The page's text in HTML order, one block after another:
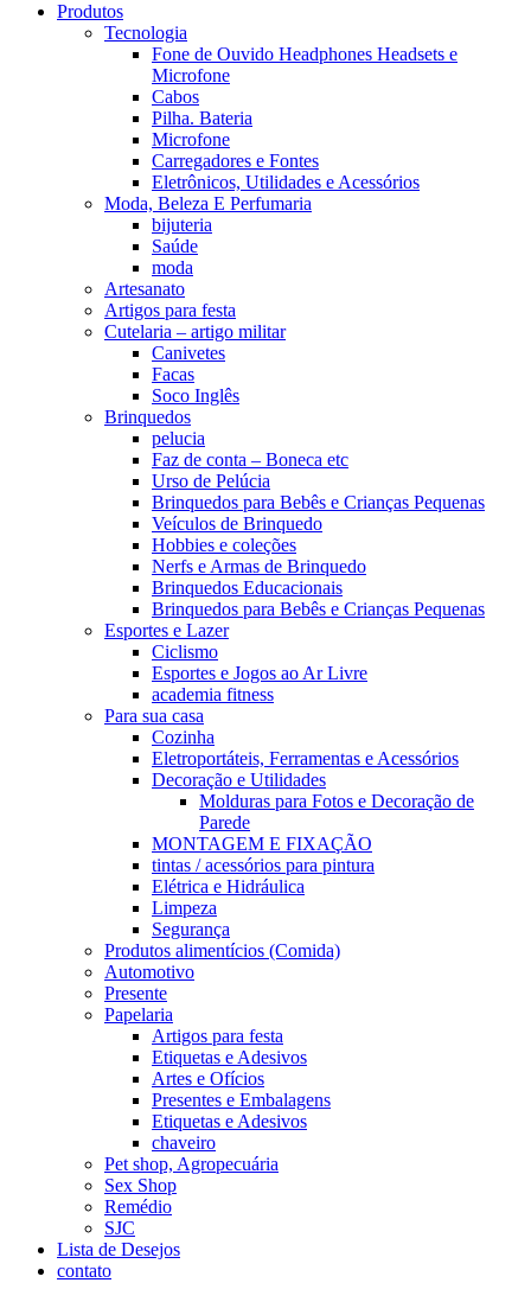
Produtos
Tecnologia
Fone de Ouvido Headphones Headsets e
Microfone
Cabos
Pilha. Bateria
Microfone
Carregadores e Fontes
Eletrônicos, Utilidades e Acessórios
Moda, Beleza E Perfumaria
bijuteria
Saúde
moda
Artesanato
Artigos para festa
Cutelaria – artigo militar
Canivetes
Facas
Soco Inglês
Brinquedos
pelucia
Faz de conta – Boneca etc
Urso de Pelúcia
Brinquedos para Bebês e Crianças Pequenas
Veículos de Brinquedo
Hobbies e coleções
Nerfs e Armas de Brinquedo
Brinquedos Educacionais
Brinquedos para Bebês e Crianças Pequenas
Esportes e Lazer
Ciclismo
Esportes e Jogos ao Ar Livre
academia fitness
Para sua casa
Cozinha
Eletroportáteis, Ferramentas e Acessórios
Decoração e Utilidades
Molduras para Fotos e Decoração de
Parede
MONTAGEM E FIXAÇÃO
tintas / acessórios para pintura
Elétrica e Hidráulica
Limpeza
Segurança
Produtos alimentícios (Comida)
Automotivo
Presente
Papelaria
Artigos para festa
Etiquetas e Adesivos
Artes e Ofícios
Presentes e Embalagens
Etiquetas e Adesivos
chaveiro
Pet shop, Agropecuária
Sex Shop
Remédio
SJC
Lista de Desejos
contato